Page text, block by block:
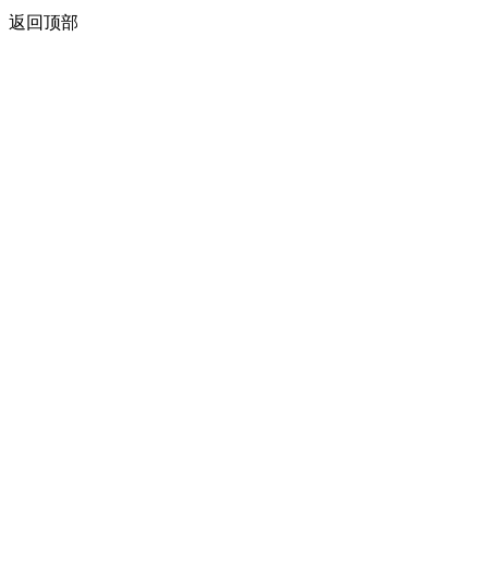
返回顶部